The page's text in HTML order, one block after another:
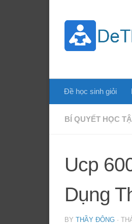
Đề học sinh giỏi
BÍ QUYẾT HỌC
Ucp
Dụng
BY THẦY ĐÔNG ·